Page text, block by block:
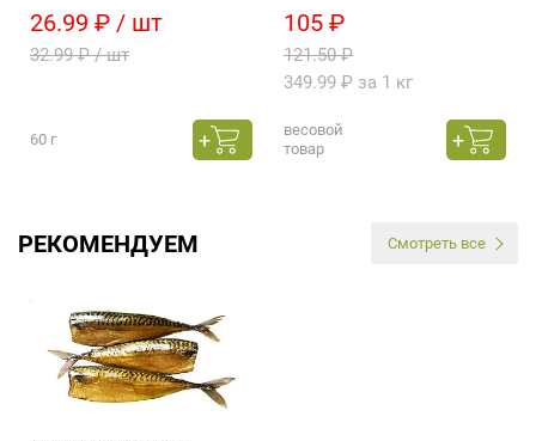
26.99 ₽ / шт
32.99 ₽ / шт
60 г
105 ₽
121.50 ₽
349.99 ₽ за 1 кг
весовой
товар
РЕКОМЕНДУЕМ Смотреть все